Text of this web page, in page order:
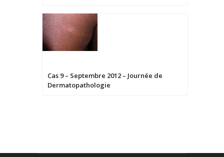
Cas 9 – Septembre 2012 – Journée de
Dermatopathologie